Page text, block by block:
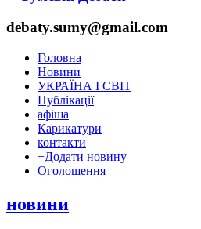
debaty.sumy@gmail.com
Головна
Новини
УКРАЇНА І СВІТ
Публікації
афіша
Карикатури
контакти
+Додати новину
Оголошення
новини